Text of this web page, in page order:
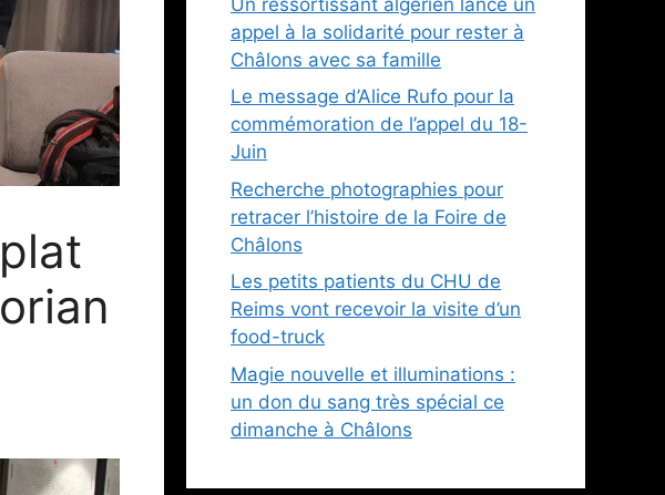
appel à la solidarité pour rester à
Châlons avec sa famille
Le message d’Alice Rufo pour la
commémoration de l’appel du 18-
Juin
Recherche photographies pour
retracer l’histoire de la Foire de
Châlons
Les petits patients du CHU de
Reims vont recevoir la visite d’un
food-truck
Magie nouvelle et illuminations :
un don du sang très spécial ce
dimanche à Châlons